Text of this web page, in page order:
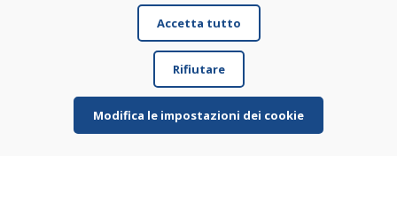
Spedizione e pagamento
Rimostranza
Reso e cambio merce
Protezione dei dati personali
Verificato dai clienti
Accetta tutto
Rifiutare
Modifica le impostazioni dei cookie